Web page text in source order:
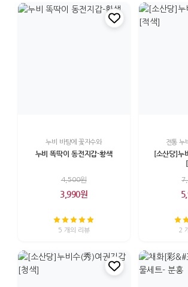
누비 바탕에 꽃자수와
누비 똑딱이 동전지갑-황색
4,500원
3,990원
5 개의 리뷰
전통 누
[소산당]누
2